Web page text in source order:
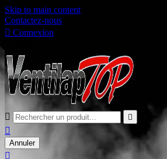
Skip to main content
Contactez-nous
 Connexion
 

Annuler
